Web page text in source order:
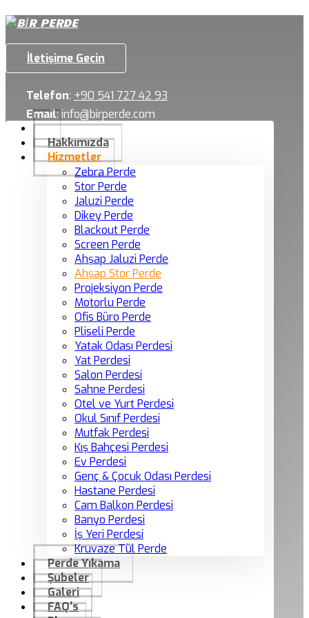
İletişime Geçin
Telefon: +90 541 727 42 93
Email:info@birperde.com
Hakkımızda
Hizmetler
Zebra Perde
Stor Perde
Jaluzi Perde
Dikey Perde
Blackout Perde
Screen Perde
Ahşap Jaluzi Perde
Ahşap Stor Perde
Projeksiyon Perde
Motorlu Perde
Ofis Büro Perde
Pliseli Perde
Yatak Odası Perdesi
Yat Perdesi
Salon Perdesi
Sahne Perdesi
Otel ve Yurt Perdesi
Okul Sınıf Perdesi
Mutfak Perdesi
Kış Bahçesi Perdesi
Ev Perdesi
Genç & Çocuk Odası Perdesi
Hastane Perdesi
Cam Balkon Perdesi
Banyo Perdesi
İş Yeri Perdesi
Kruvaze Tül Perde
Perde Yıkama
Şubeler
Galeri
FAQ’s